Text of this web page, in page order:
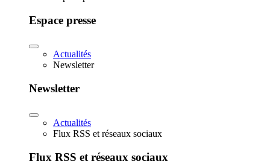
Espace presse
Actualités
Newsletter
Newsletter
Actualités
Flux RSS et réseaux sociaux
Flux RSS et réseaux sociaux